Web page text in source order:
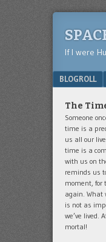
If I were
Menu
SKIP TO
BLOGROLL
The
Someone
time is a
us all our
time is a
with us on
reminds us
moment, for
again. What
is not as
we’ve lived.
mortal!